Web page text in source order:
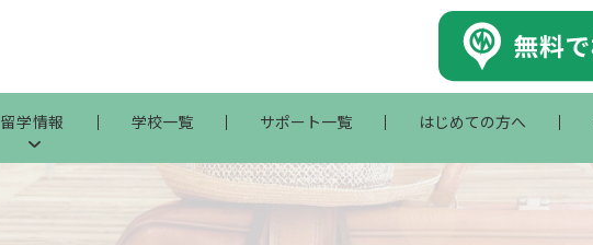
留学情報 学校一覧 サポート一覧 はじめての方へ